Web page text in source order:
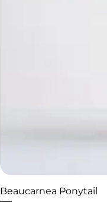
Beaucarnea Ponytail